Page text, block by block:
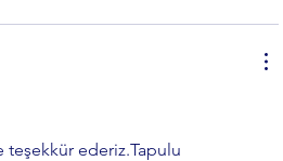
ederiz.Tapulu